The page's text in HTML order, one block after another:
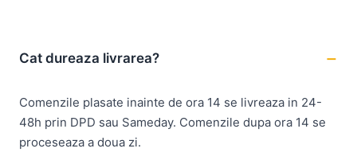
Cat dureaza livrarea?
Comenzile plasate inainte de ora 14 se livreaza in 24-
48h prin DPD sau Sameday. Comenzile dupa ora 14 se
proceseaza a doua zi.